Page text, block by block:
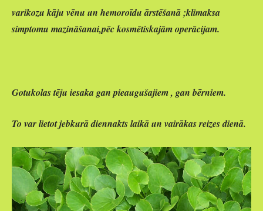
varikozu kāju vēnu un hemoroīdu ārstēšanā ;klimaksa
simptomu mazināšanai,pēc kosmētiskajām operācijam.
Gotukolas tēju iesaka gan pieaugušajiem , gan bērniem.
To var lietot jebkurā diennakts laikā un vairākas reizes dienā.